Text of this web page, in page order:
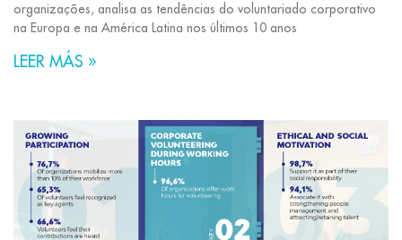
organizações, analisa as tendências do voluntariado corporativo
na Europa e na América Latina nos últimos 10 anos
LEER MÁS »